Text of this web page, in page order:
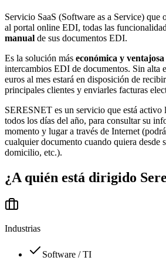
Servicio SaaS (Software as a Service) que
al portal online EDI, todas las
manual de sus documentos EDI.
Es la solución más económica y ventajosa
intercambios EDI de documentos. Sin alta
euros al mes estará en disposición de
principales clientes y enviarles facturas
SERESNET es un servicio que está activo
todos los días del año, para consultar su
momento y lugar a través de Internet
cualquier documento cuando quiera desde
domicilio, etc.).
¿A quién está dirigido
Industrias
Software / TI